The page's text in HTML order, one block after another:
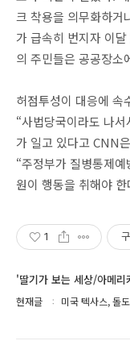
크 착용을 의무화하거
가 급속히 번지자 이
의 주민들은 공공장소
허점투성이 대응에 속
“사법당국이라도 나
가 일고 있다고 CNN
“주정부가 질병통제
원이 행동을 취해야
1
'딸기가 보는 세상/아메
현재글 미국 텍사스, 돌